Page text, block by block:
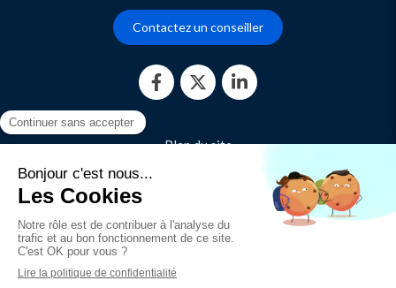
Contactez un conseiller
Plan du site
Politique de confidentialité
CGV